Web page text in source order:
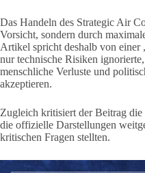
Das Handeln des Strategic Air
Vorsicht, sondern durch
Artikel spricht deshalb von
nur technische Risiken
menschliche Verluste und
akzeptieren.
Zugleich kritisiert der Beitrag
die offizielle Darstellungen
kritischen Fragen stellten.